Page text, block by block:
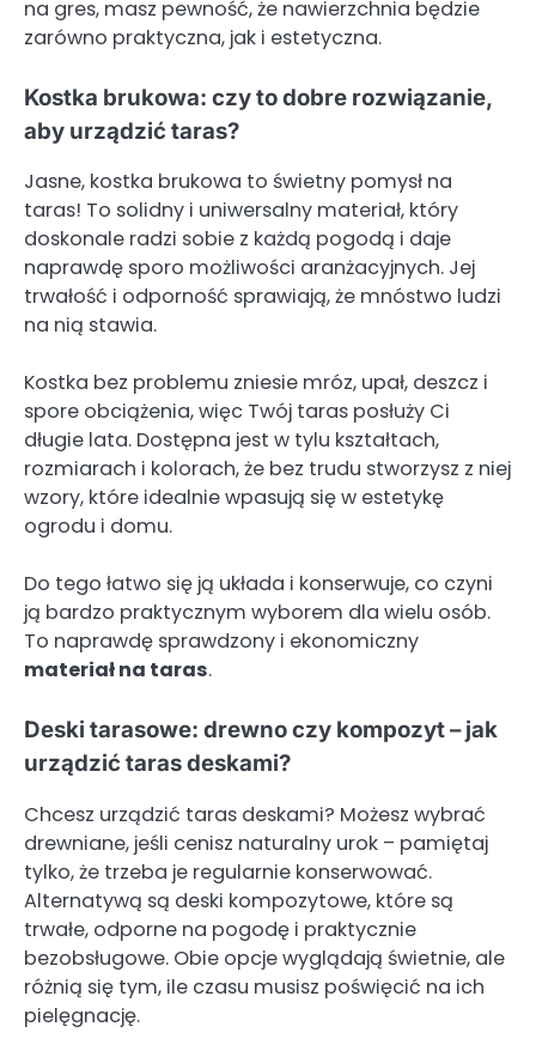
na gres, masz pewność, że nawierzchnia będzie
zarówno praktyczna, jak i estetyczna.
Kostka brukowa: czy to dobre rozwiązanie,
aby urządzić taras?
Jasne, kostka brukowa to świetny pomysł na
taras! To solidny i uniwersalny materiał, który
doskonale radzi sobie z każdą pogodą i daje
naprawdę sporo możliwości aranżacyjnych. Jej
trwałość i odporność sprawiają, że mnóstwo ludzi
na nią stawia.
Kostka bez problemu zniesie mróz, upał, deszcz i
spore obciążenia, więc Twój taras posłuży Ci
długie lata. Dostępna jest w tylu kształtach,
rozmiarach i kolorach, że bez trudu stworzysz z niej
wzory, które idealnie wpasują się w estetykę
ogrodu i domu.
Do tego łatwo się ją układa i konserwuje, co czyni
ją bardzo praktycznym wyborem dla wielu osób.
To naprawdę sprawdzony i ekonomiczny
materiał na taras.
Deski tarasowe: drewno czy kompozyt – jak
urządzić taras deskami?
Chcesz urządzić taras deskami? Możesz wybrać
drewniane, jeśli cenisz naturalny urok – pamiętaj
tylko, że trzeba je regularnie konserwować.
Alternatywą są deski kompozytowe, które są
trwałe, odporne na pogodę i praktycznie
bezobsługowe. Obie opcje wyglądają świetnie, ale
różnią się tym, ile czasu musisz poświęcić na ich
pielęgnację.